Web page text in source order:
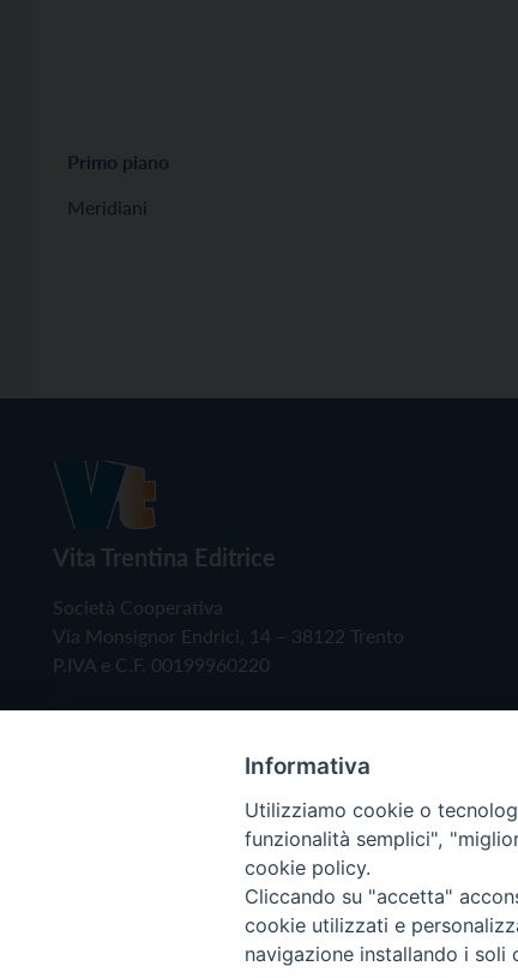
Primo piano
Meridiani
Vita Trentina Editrice
Società Cooperativa
Via Monsignor Endrici, 14 – 38122 Trento
P.IVA e C.F. 00199960220
Copyright © 2019 - Tutti i diritti riservati -
Informativa
Utilizziamo cookie o
funzionalità semplici",
cookie policy.
Cliccando su "accetta"
cookie utilizzati e
navigazione installando i